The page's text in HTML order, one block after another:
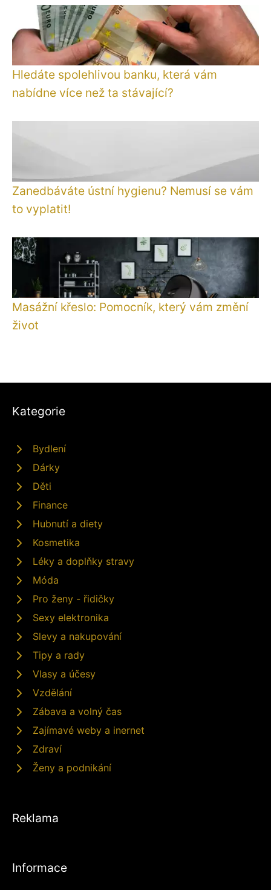
Hledáte spolehlivou banku, která vám
nabídne více než ta stávající?
Zanedbáváte ústní hygienu? Nemusí se vám
to vyplatit!
Masážní křeslo: Pomocník, který vám změní
život
Kategorie
Bydlení
Dárky
Děti
Finance
Hubnutí a diety
Kosmetika
Léky a doplňky stravy
Móda
Pro ženy - řidičky
Sexy elektronika
Slevy a nakupování
Tipy a rady
Vlasy a účesy
Vzdělání
Zábava a volný čas
Zajímavé weby a inernet
Zdraví
Ženy a podnikání
Reklama
Informace